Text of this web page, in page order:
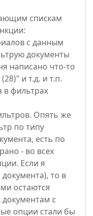
спискам
с данным
документы
написано что-то
и т.д. и т.п.
в фильтрах
Опять же
по типу
есть по
- во всех
Если я
то в
остаются
с
опции стали бы